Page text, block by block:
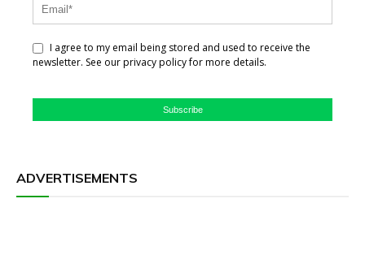
I agree to my email being stored and used to receive the
newsletter. See our privacy policy for more details.
Subscribe
ADVERTISEMENTS